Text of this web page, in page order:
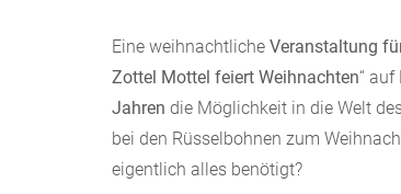
Eine weihnachtliche Veranstaltung
Zottel Mottel feiert Weihnachten“
Jahren die Möglichkeit in die Welt
bei den Rüsselbohnen zum
eigentlich alles benötigt?